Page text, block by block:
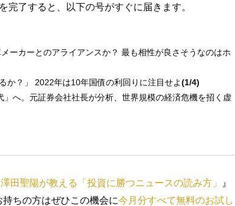
了すると、以下の号がすぐに届きます。
ーカーとのアライアンスか？ 最も相性が良さそうなのはホ
？」 2022年は10年国債の利回りに注目せよ(1/4)
」へ。元証券会社社長が分析、世界規模の経済危機を招く虚
田聖陽が教える「投資に勝つニュースの読み方」
』
ちの方はぜひこの機会に今月分すべて無料のお試し